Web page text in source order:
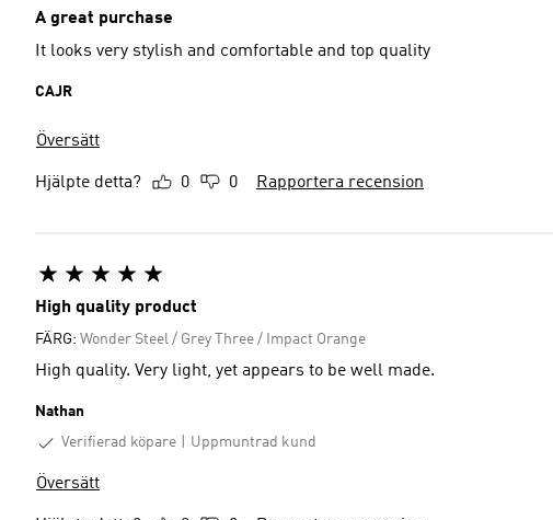
A great purchase
It looks very stylish and comfortable and top quality
CAJR
Översätt
Hjälpte detta? 0 0 Rapportera recension
High quality product
FÄRG: Wonder Steel / Grey Three / Impact Orange
High quality. Very light, yet appears to be well made.
Nathan
Verifierad köpare
Uppmuntrad kund
Översätt